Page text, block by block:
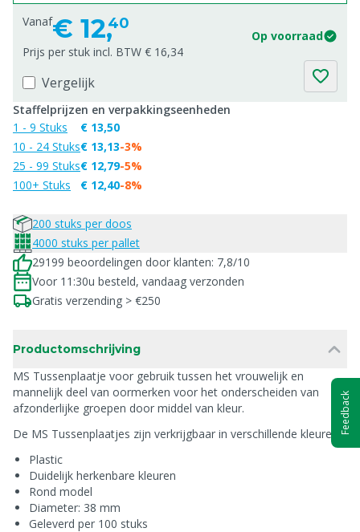
Vanaf€ 12,40
Op voorraad
Prijs per stuk incl. BTW € 16,34
Vergelijk
Staffelprijzen en verpakkingseenheden
1 - 9 Stuks
10 - 24 Stuks
25 - 99 Stuks
100+ Stuks
€ 13,50
€ 13,13
€ 12,79
€ 12,40
-3%
-5%
-8%
200 stuks per doos
4000 stuks per pallet
29199 beoordelingen door klanten: 7,8/10
Voor 11:30u besteld, vandaag verzonden
Gratis verzending > €250
Productomschrijving
MS Tussenplaatje voor gebruik tussen het vrouwelijk en
mannelijk deel van oormerken voor het onderscheiden van
afzonderlijke groepen door middel van kleur.
De MS Tussenplaatjes zijn verkrijgbaar in verschillende kleuren.
Plastic
Duidelijk herkenbare kleuren
Rond model
Diameter: 38 mm
Geleverd per 100 stuks
Feedback